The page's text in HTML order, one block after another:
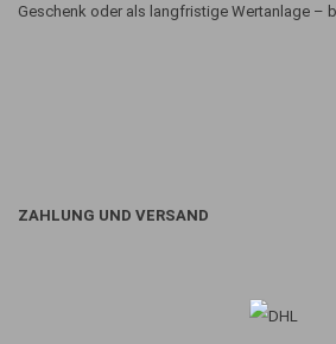
Geschenk oder als langfristige Wertanlage –
ZAHLUNG UND VERSAND